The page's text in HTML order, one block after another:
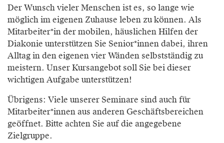
Der Wunsch vieler Menschen ist es, so lange wie
möglich im eigenen Zuhause leben zu können. Als
Mitarbeiter*in der mobilen, häuslichen Hilfen der
Diakonie unterstützen Sie Senior*innen dabei, ihren
Alltag in den eigenen vier Wänden selbstständig zu
meistern. Unser Kursangebot soll Sie bei dieser
wichtigen Aufgabe unterstützen!
Übrigens: Viele unserer Seminare sind auch für
Mitarbeiter*innen aus anderen Geschäftsbereichen
geöffnet. Bitte achten Sie auf die angegebene
Zielgruppe.